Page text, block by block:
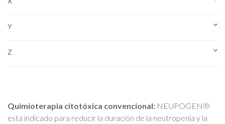
Y
Z
Quimioterapia citotóxica convencional: NEUPOGEN®
está indicado para reducir la duración de la neutropenia y la